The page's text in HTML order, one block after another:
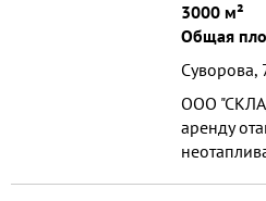
3000 м²
Общая
Суворова,
ООО
аренду